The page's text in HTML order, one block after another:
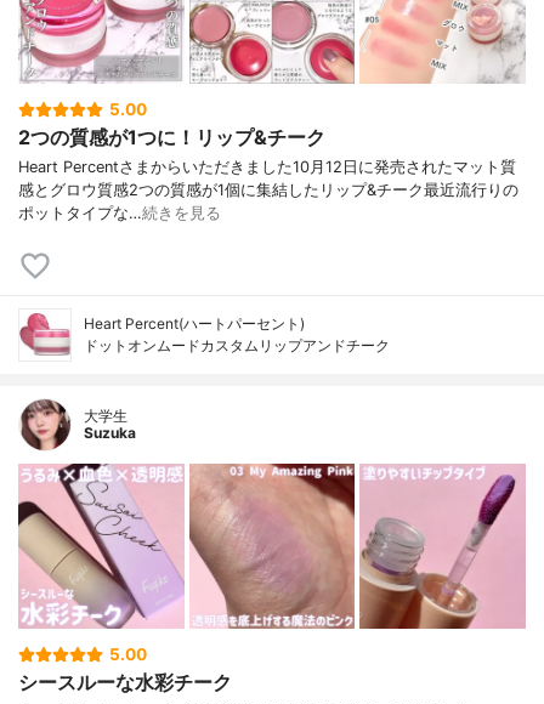
5.00
2つの質感が1つに！リップ&チーク
Heart Percentさまからいただきました10月12日に発売されたマット質
感とグロウ質感2つの質感が1個に集結したリップ&チーク最近流行りの
ポットタイプな…続きを見る
Heart Percent(ハートパーセント)
ドットオンムードカスタムリップアンドチーク
大学生
Suzuka
5.00
シースルーな水彩チーク